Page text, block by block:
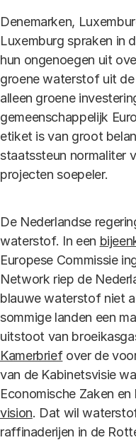
Denemarken,
Luxemburg spraken in
hun ongenoegen uit
groene waterstof uit
alleen groene
gemeenschappelijk
etiket is van groot
staatssteun normaliter
projecten soepeler.
De Nederlandse
waterstof. In een
Europese Commissie
Network riep de
blauwe waterstof niet
sommige landen een
uitstoot van
Kamerbriefover de
van de Kabinetsvisie
Economische Zaken
vision. Dat wil
raffinaderijen in de